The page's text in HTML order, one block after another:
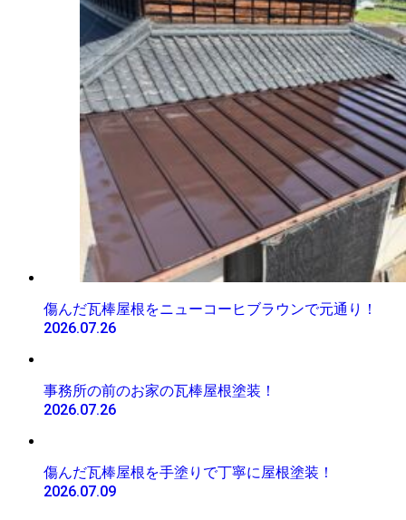
傷んだ瓦棒屋根をニューコーヒブラウンで元通り！
2026.07.26
事務所の前のお家の瓦棒屋根塗装！
2026.07.26
傷んだ瓦棒屋根を手塗りで丁寧に屋根塗装！
2026.07.09